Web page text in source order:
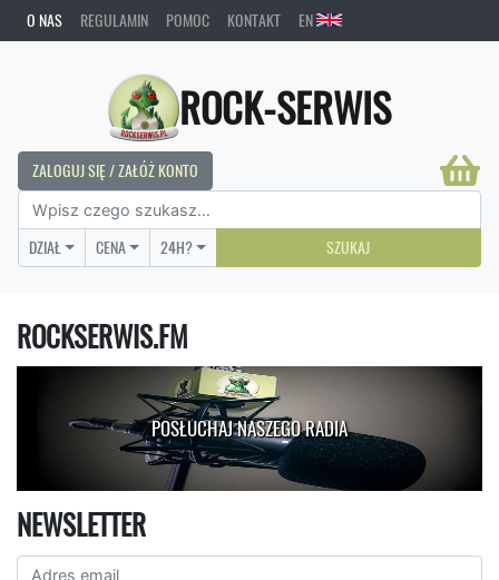
O NAS REGULAMIN POMOC KONTAKT EN
ROCK-SERWIS
ZALOGUJ SIĘ / ZAŁÓŻ KONTO
DZIAŁ CENA 24H? SZUKAJ
ROCKSERWIS.FM
POSŁUCHAJ NASZEGO RADIA
NEWSLETTER